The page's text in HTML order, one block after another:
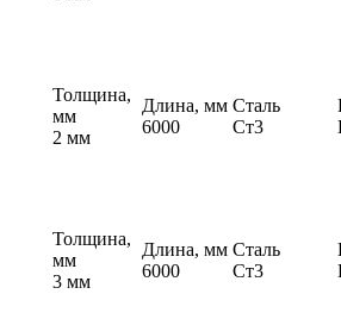
Толщина,
мм
2 мм
Длина, мм
6000
Сталь
Ст3
Толщина,
мм
3 мм
Длина, мм
6000
Сталь
Ст3